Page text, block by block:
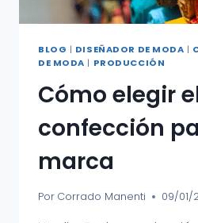
BLOG | DISEÑADOR DE MODA |
DE MODA | PRODUCCIÓN
Cómo elegir
confección
marca
Por Corrado Manenti 09/01/